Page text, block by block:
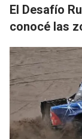
El Desafío
conocé las